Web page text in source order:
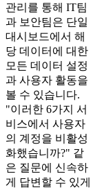
관리를 통해 IT팀
과 보안팀은 단일
대시보드에서 해
당 데이터에 대한
모든 데이터 설정
과 사용자 활동을
볼 수 있습니다.
"이러한 6가지 서
비스에서 사용자
의 계정을 비활성
화했습니까?" 같
은 질문에 신속하
게 답변할 수 있게